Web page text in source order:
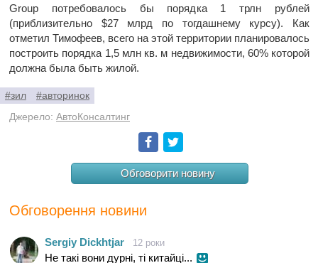
Group потребовалось бы порядка 1 трлн рублей
(приблизительно $27 млрд по тогдашнему курсу). Как
отметил Тимофеев, всего на этой территории планировалось
построить порядка 1,5 млн кв. м недвижимости, 60% которой
должна была быть жилой.
#зил
#авторинок
Джерело: АвтоКонсалтинг
Facebook
Обговорити новину
Обговорення новини
Sergiy Dickhtjar 12 роки
Не такі вони дурні, ті китайці...